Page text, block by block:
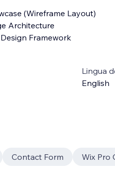
(Wireframe Layout)
Architecture
Framework
Lingua
English
Contact Form Wix Pro